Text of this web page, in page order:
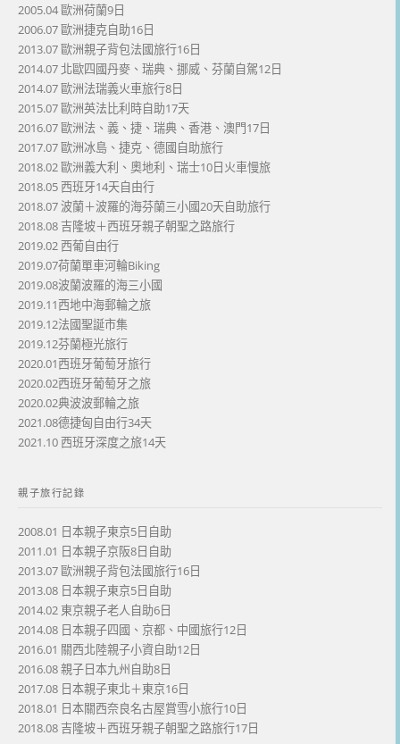
2005.04 歐洲荷蘭9日
2006.07 歐洲捷克自助16日
2013.07 歐洲親子背包法國旅行16日
2014.07 北歐四國丹麥、瑞典、挪威、芬蘭自駕12日
2014.07 歐洲法瑞義火車旅行8日
2015.07 歐洲英法比利時自助17天
2016.07 歐洲法、義、捷、瑞典、香港、澳門17日
2017.07 歐洲冰島、捷克、德國自助旅行
2018.02 歐洲義大利、奧地利、瑞士10日火車慢旅
2018.05 西班牙14天自由行
2018.07 波蘭＋波羅的海芬蘭三小國20天自助旅行
2018.08 吉隆坡＋西班牙親子朝聖之路旅行
2019.02 西葡自由行
2019.07荷蘭單車河輪Biking
2019.08波蘭波羅的海三小國
2019.11西地中海郵輪之旅
2019.12法國聖誕市集
2019.12芬蘭極光旅行
2020.01西班牙葡萄牙旅行
2020.02西班牙葡萄牙之旅
2020.02典波波郵輪之旅
2021.08德捷匈自由行34天
2021.10 西班牙深度之旅14天
親子旅行記錄
2008.01 日本親子東京5日自助
2011.01 日本親子京阪8日自助
2013.07 歐洲親子背包法國旅行16日
2013.08 日本親子東京5日自助
2014.02 東京親子老人自助6日
2014.08 日本親子四國、京都、中國旅行12日
2016.01 關西北陸親子小資自助12日
2016.08 親子日本九州自助8日
2017.08 日本親子東北＋東京16日
2018.01 日本關西奈良名古屋賞雪小旅行10日
2018.08 吉隆坡＋西班牙親子朝聖之路旅行17日